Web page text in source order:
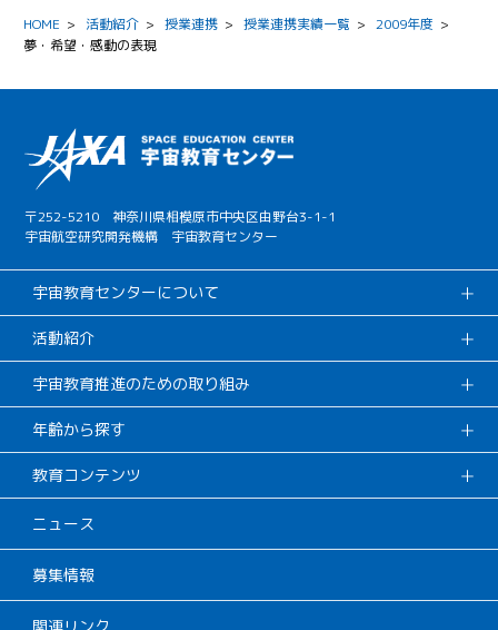
HOME > 活動紹介 > 授業連携 > 授業連携実績一覧 > 2009年度 >
夢・希望・感動の表現
〒252-5210 神奈川県相模原市中央区由野台3-1-1
宇宙航空研究開発機構 宇宙教育センター
宇宙教育センターについて
活動紹介
宇宙教育推進のための取り組み
年齢から探す
教育コンテンツ
ニュース
募集情報